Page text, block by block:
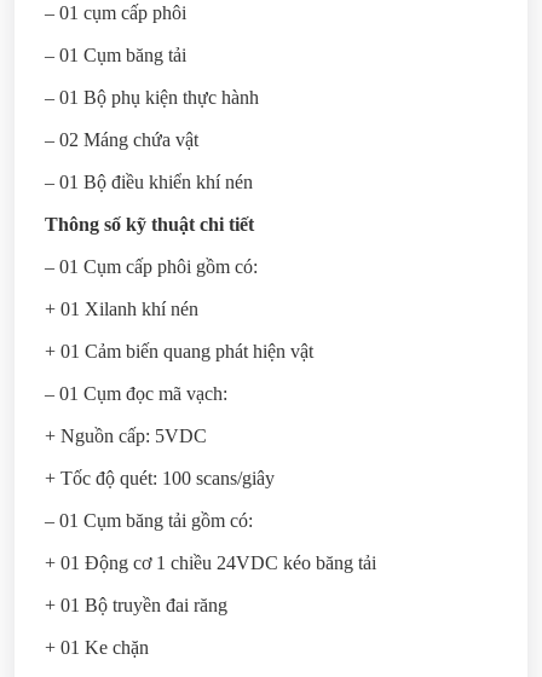
– 01 cụm cấp phôi
– 01 Cụm băng tải
– 01 Bộ phụ kiện thực hành
– 02 Máng chứa vật
– 01 Bộ điều khiển khí nén
Thông số kỹ thuật chi tiết
– 01 Cụm cấp phôi gồm có:
+ 01 Xilanh khí nén
+ 01 Cảm biến quang phát hiện vật
– 01 Cụm đọc mã vạch:
+ Nguồn cấp: 5VDC
+ Tốc độ quét: 100 scans/giây
– 01 Cụm băng tải gồm có:
+ 01 Động cơ 1 chiều 24VDC kéo băng tải
+ 01 Bộ truyền đai răng
+ 01 Ke chặn